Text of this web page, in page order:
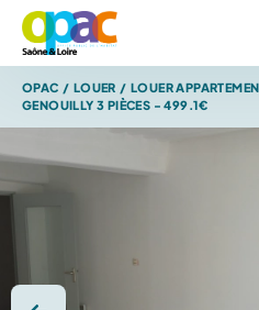
LOUER
ACHETER
S'INFORMER
OPAC / LOUER / LOUER
GENOUILLY 3 PIÈCES - 499.1€